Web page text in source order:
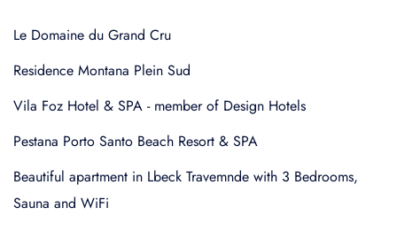
Le Domaine du Grand Cru
Residence Montana Plein Sud
Vila Foz Hotel & SPA - member of Design Hotels
Pestana Porto Santo Beach Resort & SPA
Beautiful apartment in Lbeck Travemnde with 3 Bedrooms,
Sauna and WiFi